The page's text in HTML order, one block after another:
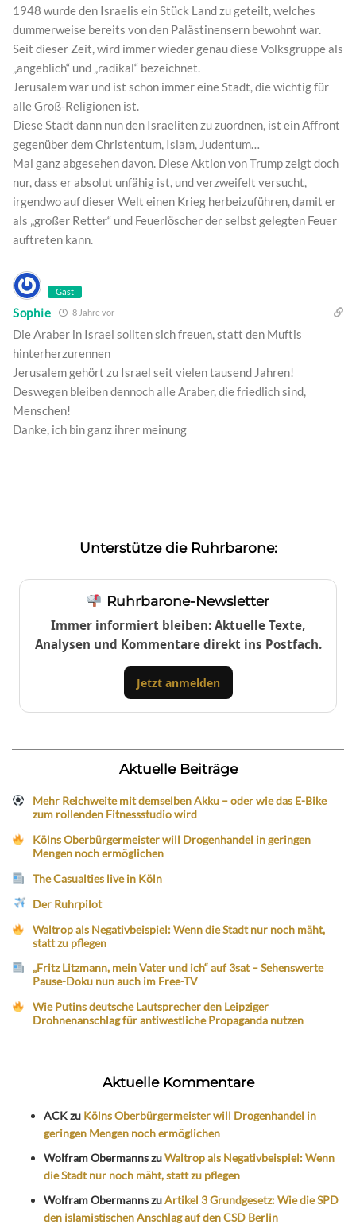
1948 wurde den Israelis ein Stück Land zu geteilt, welches
dummerweise bereits von den Palästinensern bewohnt war.
Seit dieser Zeit, wird immer wieder genau diese Volksgruppe als
„angeblich“ und „radikal“ bezeichnet.
Jerusalem war und ist schon immer eine Stadt, die wichtig für
alle Groß-Religionen ist.
Diese Stadt dann nun den Israeliten zu zuordnen, ist ein Affront
gegenüber dem Christentum, Islam, Judentum…
Mal ganz abgesehen davon. Diese Aktion von Trump zeigt doch
nur, dass er absolut unfähig ist, und verzweifelt versucht,
irgendwo auf dieser Welt einen Krieg herbeizuführen, damit er
als „großer Retter“ und Feuerlöscher der selbst gelegten Feuer
auftreten kann.
Gast
Sophie 8 Jahre vor
Die Araber in Israel sollten sich freuen, statt den Muftis
hinterherzurennen
Jerusalem gehört zu Israel seit vielen tausend Jahren!
Deswegen bleiben dennoch alle Araber, die friedlich sind,
Menschen!
Danke, ich bin ganz ihrer meinung
Unterstütze die Ruhrbarone:
Ruhrbarone-Newsletter
Immer informiert bleiben: Aktuelle Texte,
Analysen und Kommentare direkt ins Postfach.
Jetzt anmelden
Aktuelle Beiträge
Mehr Reichweite mit demselben Akku – oder wie das E-Bike
zum rollenden Fitnessstudio wird
Kölns Oberbürgermeister will Drogenhandel in geringen
Mengen noch ermöglichen
The Casualties live in Köln
Der Ruhrpilot
Waltrop als Negativbeispiel: Wenn die Stadt nur noch mäht,
statt zu pflegen
„Fritz Litzmann, mein Vater und ich“ auf 3sat – Sehenswerte
Pause-Doku nun auch im Free-TV
Wie Putins deutsche Lautsprecher den Leipziger
Drohnenanschlag für antiwestliche Propaganda nutzen
Aktuelle Kommentare
ACKzu Kölns Oberbürgermeister will Drogenhandel in
geringen Mengen noch ermöglichen
Wolfram ObermannszuWaltrop als Negativbeispiel: Wenn
die Stadt nur noch mäht, statt zu pflegen
Wolfram ObermannszuArtikel 3 Grundgesetz: Wie die SPD
den islamistischen Anschlag auf den CSD Berlin